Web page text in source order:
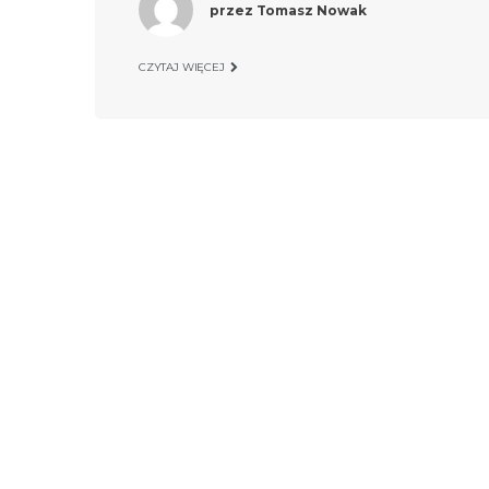
przez Tomasz Nowak
CZYTAJ WIĘCEJ